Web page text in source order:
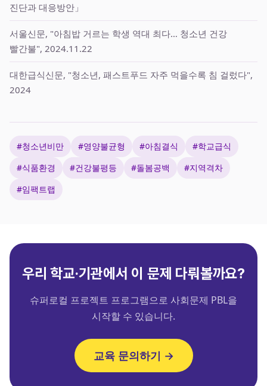
진단과 대응방안」
서울신문, "아침밥 거르는 학생 역대 최다… 청소년 건강
빨간불", 2024.11.22
대한급식신문, "청소년, 패스트푸드 자주 먹을수록 침 걸렀다",
2024
#청소년비만 #영양불균형 #아침결식
#학교급식
#식품환경
#건강불평등 #돌봄공백
#지역격차
#임팩트랩
우리 학교·기관에서 이 문제 다뤄볼까요?
슈퍼로컬 프로젝트 프로그램으로 사회문제 PBL을
시작할 수 있습니다.
교육 문의하기 →